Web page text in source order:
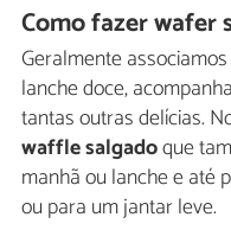
Como fazer wafer
Geralmente
lanche doce,
tantas outras delícias.
waffle salgadoque
manhã ou lanche e até
ou para um jantar leve.